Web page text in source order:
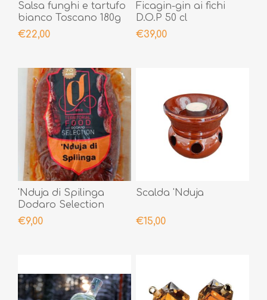
Salsa funghi e tartufo
bianco Toscano 180g
€22,00
Ficagin-gin ai fichi
D.O.P 50 cl
€39,00
'Nduja di Spilinga
Dodaro Selection
400gr
€9,00
Scalda 'Nduja
€15,00